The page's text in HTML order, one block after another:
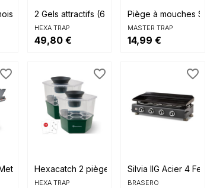
Hexa2 Gels attractifs (6 mois...
HEXA TRAP
49,80 €
Piège à mouches S
MASTER TRAP
14,99 €
XL
favorite_border
Hexacatch 2 pièges...
HEXA TRAP
favorite_border
Silvia IIG Acier 4 Feux
BRASERO
favorite_border